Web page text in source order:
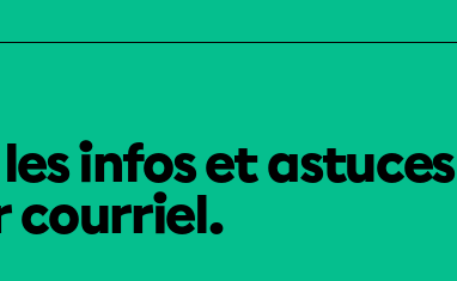
infos et astuces
courriel.